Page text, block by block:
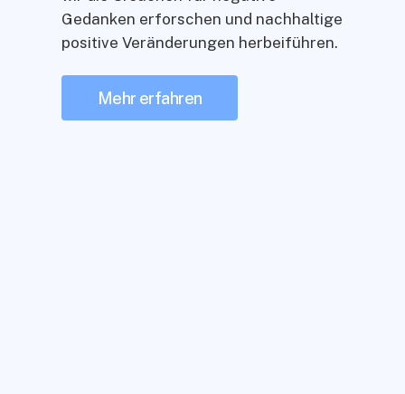
Gedanken erforschen und nachhaltige
positive Veränderungen herbeiführen.
Mehr erfahren